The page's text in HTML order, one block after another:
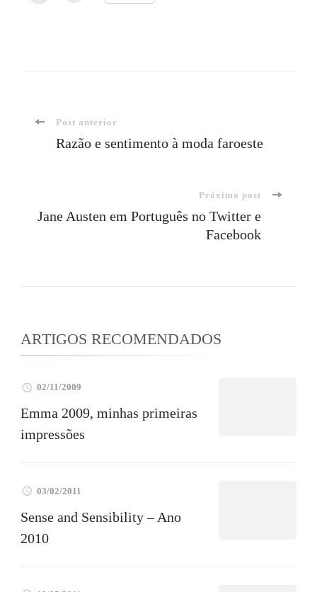
Navegação
post
Post anterior
Razão e sentimento à moda faroeste
Próximo post
Jane Austen em Português no Twitter e
Facebook
ARTIGOS RECOMENDADOS
02/11/2009
Emma 2009, minhas primeiras
impressões
03/02/2011
Sense and Sensibility – Ano
2010